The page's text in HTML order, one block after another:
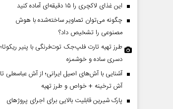
این غذای لاکچری را ۱۵ دقیقه‌ای آماده کنید
چگونه می‌توان تصاویر ساخته‌شده با هوش
مصنوعی را تشخیص داد؟
طرز تهیه تارت فلپ‌جک توت‌فرنگی با پنیر ریکوتا؛
دسری ساده و خوشمزه
آشنایی با آش‌های اصیل ایرانی؛ از آش عباسعلی تا
آش ترخینه + خواص و طرز تهیه
پارک شیرین قابلیت‌ بالایی برای اجرای پروژهای